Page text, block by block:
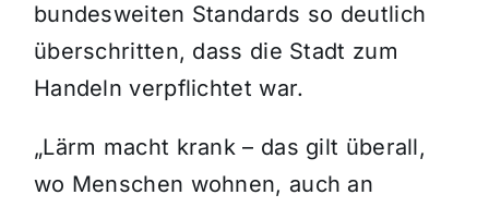
bundesweiten Standards so deutlich
überschritten, dass die Stadt zum
Handeln verpflichtet war.
„Lärm macht krank – das gilt überall,
wo Menschen wohnen, auch an